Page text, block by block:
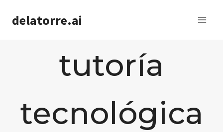
delatorre.ai
tutoría
tecnológica